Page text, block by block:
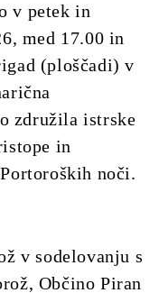
v petek in
med 17.00 in
(ploščadi) v
združila istrske
in
noči.
v sodelovanju s
Občino Piran